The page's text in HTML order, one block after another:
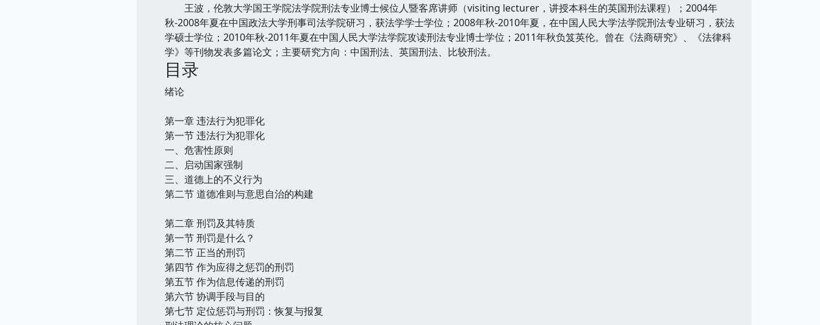
王波，伦敦大学国王学院法学院刑法专业博士候位人暨客席讲师（visiting lecturer，讲授本科生的英国刑法课程）；2004年
秋-2008年夏在中国政法大学刑事司法学院研习，获法学学士学位；2008年秋-2010年夏，在中国人民大学法学院刑法专业研习，获法
学硕士学位；2010年秋-2011年夏在中国人民大学法学院攻读刑法专业博士学位；2011年秋负笈英伦。曾在《法商研究》、《法律科
学》等刊物发表多篇论文；主要研究方向：中国刑法、英国刑法、比较刑法。
目录
绪论
第一章 违法行为犯罪化
第一节 违法行为犯罪化
一、危害性原则
二、启动国家强制
三、道德上的不义行为
第二节 道德准则与意思自治的构建
第二章 刑罚及其特质
第一节 刑罚是什么？
第二节 正当的刑罚
第四节 作为应得之惩罚的刑罚
第五节 作为信息传递的刑罚
第六节 协调手段与目的
第七节 定位惩罚与刑罚：恢复与报复